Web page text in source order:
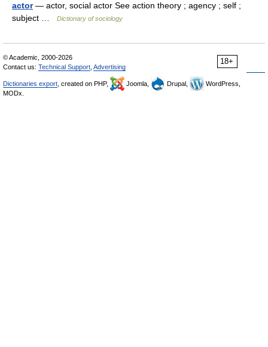
actor— actor, social actor See action theory ; agency ; self ;
subject …
Dictionary of sociology
18+
© Academic, 2000-2026
Contact us: Technical Support Advertising
Dictionaries export , created on PHP, Joomla, Drupal,
WordPress,
MODx.